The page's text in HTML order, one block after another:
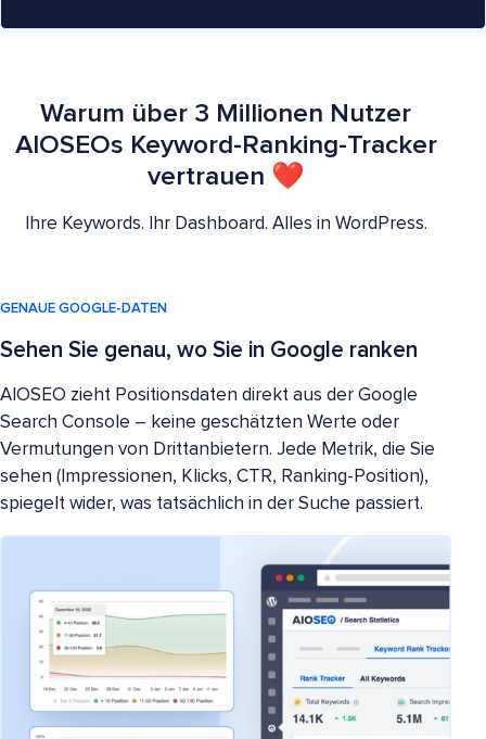
Warum über 3 Millionen Nutzer
AIOSEOs Keyword-Ranking-Tracker
vertrauen ❤
Ihre Keywords. Ihr Dashboard. Alles in WordPress.
GENAUE GOOGLE-DATEN
Sehen Sie genau, wo Sie in Google ranken
AIOSEO zieht Positionsdaten direkt aus der Google
Search Console – keine geschätzten Werte oder
Vermutungen von Drittanbietern. Jede Metrik, die Sie
sehen (Impressionen, Klicks, CTR, Ranking-Position),
spiegelt wider, was tatsächlich in der Suche passiert.